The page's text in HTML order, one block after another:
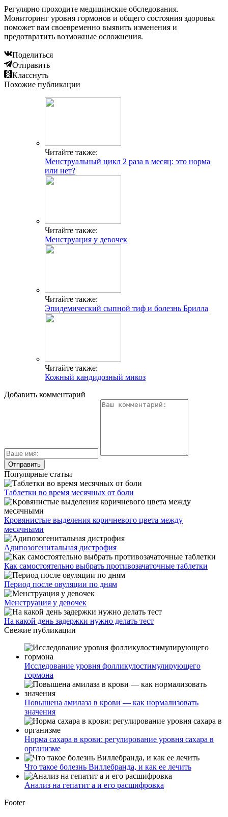
Регулярно проходите медицинские обследования.
Мониторинг уровня гормонов и общего состояния здоровья
поможет вам своевременно выявить изменения и
предотвратить возможные осложнения.
Поделиться
Отправить
Класснуть
Похожие публикации
Читайте также:
Менструальный цикл 2 раза в месяц: это норма
или нет?
Читайте также:
Менструация у девочек
Читайте также:
Эпидемический сыпной тиф и болезнь Брилла
Читайте также:
Кожный кандидозный микоз
Добавить комментарий
Популярные статьи
Таблетки во время месячных от боли
Кровянистые выделения коричневого цвета между
месячными
Адипозогенитальная дистрофия
Как самостоятельно выбрать противозачаточные таблетки
Период после овуляции по дням
Менструация у девочек
На какой день задержки нужно делать тест
Свежие публикации
Исследование уровня фолликулостимулирующего
гормона
Повышена амилаза в крови — как нормализовать
значения
Норма сахара в крови: регулирование уровня сахара в
организме
Что такое болезнь Виллебранда, и как ее лечить
Анализ на гепатит а и его расшифровка
Footer